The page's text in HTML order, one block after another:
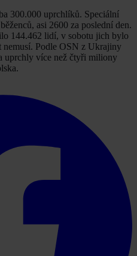
300.000 uprchlíků. Speciální
asi 2600 za poslední den.
144.462 lidí, v sobotu jich bylo
nemusí. Podle OSN z Ukrajiny
uprchly více než čtyři miliony